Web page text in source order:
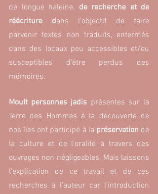
de longue haleine, de recherche et de
réécriture dans l’objectif de faire
parvenir textes non traduits, enfermés
dans des locaux peu accessibles et/ou
susceptibles d’être perdus des
mémoires.
Moult personnes jadis présentes sur la
Terre des Hommes à la découverte de
nos îles ont participé à la préservation de
la culture et de l’oralité à travers des
ouvrages non négligeables. Mais laissons
l’explication de ce travail et de ces
recherches à l’auteur car l’introduction